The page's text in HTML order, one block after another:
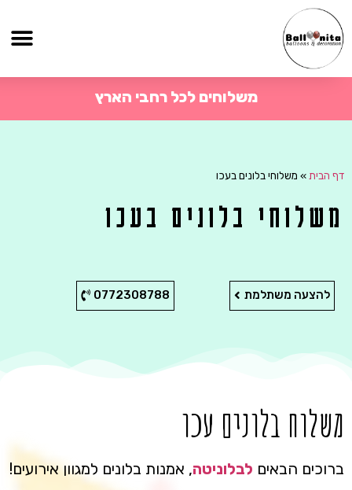
משלוחים לכל רחבי הארץ
דף הבית» משלוחי בלונים בעכו
משלוחי בלונים בעכו
להצעה משתלמת 0772308788
משלוח בלונים עכו
ברוכים הבאים לבלוניטה, אמנות בלונים למגוון אירועים!